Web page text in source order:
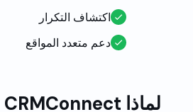
اكتشاف التكرار
دعم متعدد المواقع